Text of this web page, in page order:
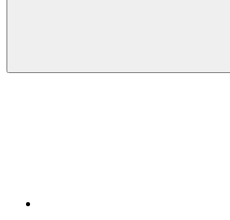
Compartilhar